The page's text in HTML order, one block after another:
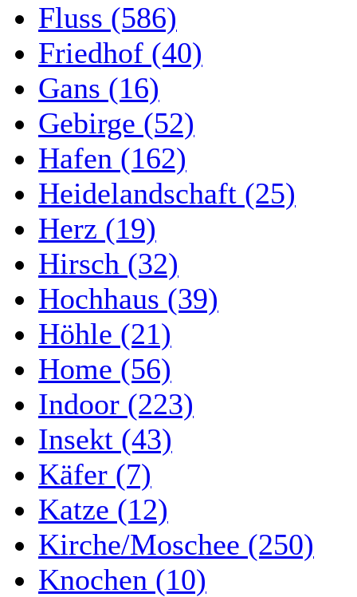
Fluss (586)
Friedhof (40)
Gans (16)
Gebirge (52)
Hafen (162)
Heidelandschaft (25)
Herz (19)
Hirsch (32)
Hochhaus (39)
Höhle (21)
Home (56)
Indoor (223)
Insekt (43)
Käfer (7)
Katze (12)
Kirche/Moschee (250)
Knochen (10)